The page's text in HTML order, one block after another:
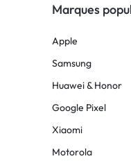
Marques
Apple
Samsung
Huawei & Honor
Google Pixel
Xiaomi
Motorola